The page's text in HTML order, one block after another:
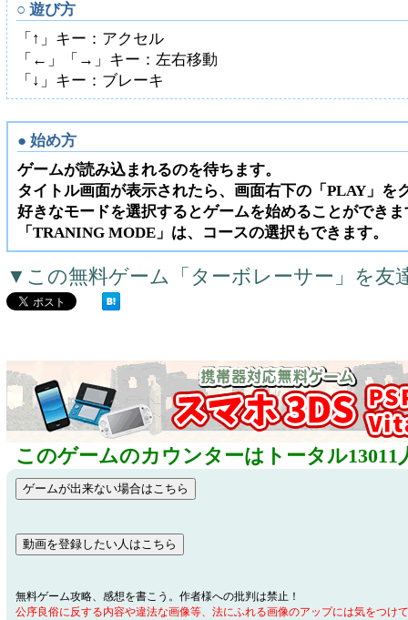
○ 遊び方
「↑」キー：アクセル
「←」「→」キー：左右移動
「↓」キー：ブレーキ
● 始め方
ゲームが読み込まれるのを待ちます。
タイトル画面が表示されたら、画面右下の「PLAY」を
好きなモードを選択するとゲームを始めることができま
「TRANING MODE」は、コースの選択もできます。
▼この無料ゲーム「ターボレーサー」を友
このゲームのカウンターはトータル13011
無料ゲーム攻略、感想を書こう。作者様への批判は禁止！
公序良俗に反する内容や違法な画像等、法にふれる画像のアップには気をつけ